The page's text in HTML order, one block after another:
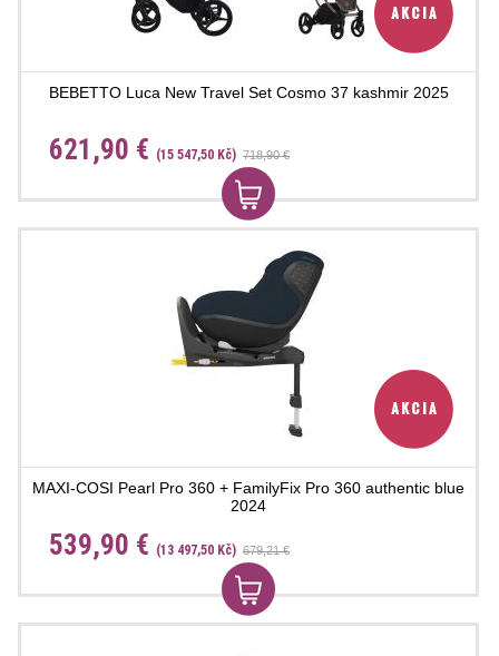
BEBETTO Luca New Travel Set Cosmo 37 kashmir 2025
621,90 € (15 547,50 Kč) 718,90 €
MAXI-COSI Pearl Pro 360 + FamilyFix Pro 360 authentic blue
2024
539,90 € (13 497,50 Kč) 679,21 €